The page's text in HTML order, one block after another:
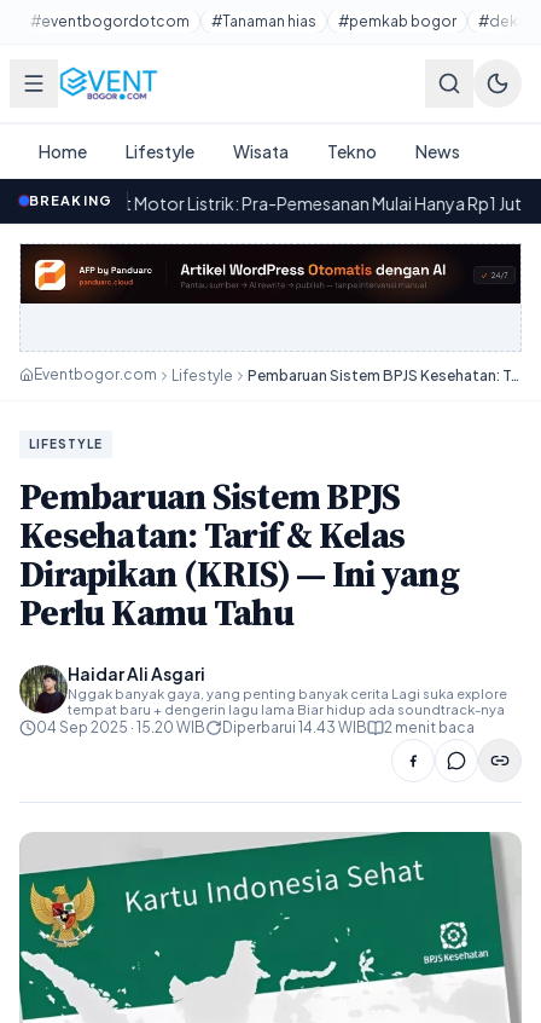
Lewati ke konten utama
#eventbogordotcom #Tanaman hias #pemkab bogor
Home Lifestyle Wisata Tekno News
BREAKING
Motor Listrik: Pra-Pemesanan Mulai Hanya Rp1 Juta· 16.43
Eventbogor.com Lifestyle Pembaruan Sistem BPJS Kesehatan: Tarif & Kelas Dirapikan (KRIS) — Ini yang Perlu Kamu Tahu
LIFESTYLE
Pembaruan Sistem BPJS
Kesehatan: Tarif & Kelas
Dirapikan (KRIS) — Ini yang
Perlu Kamu Tahu
Haidar Ali Asgari
Nggak banyak gaya, yang penting banyak cerita Lagi suka explore
tempat baru + dengerin lagu lama Biar hidup ada soundtrack-nya
04 Sep 2025 · 15.20 WIB Diperbarui 14.43 WIB 2 menit baca